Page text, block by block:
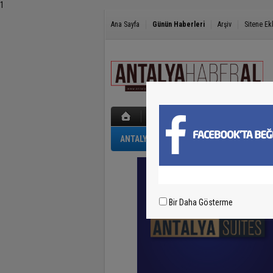
1
Ana Sayfa Günün Haberleri Arşiv Sitene
ANTALYA GÜNCEL POLİS-ADLİYE
Bir Daha Gösterme